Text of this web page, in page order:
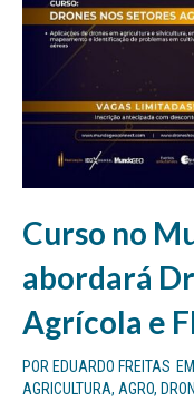
Curso no
abordará
Agrícola e
POR EDUARDO FREITAS EM
AGRICULTURA, AGRO,